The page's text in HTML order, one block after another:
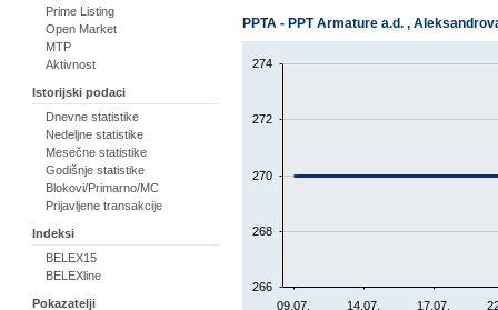
Prime Listing
Open Market
MTP
Aktivnost
Istorijski podaci
Dnevne statistike
Nedeljne statistike
Mesečne statistike
Godišnje statistike
Blokovi/Primarno/MC
Prijavljene transakcije
Indeksi
BELEX15
BELEXline
Pokazatelji
PPTA - PPT Armature a.d. ,
09.07. 14.07. 17.07.
266
268
270
272
274